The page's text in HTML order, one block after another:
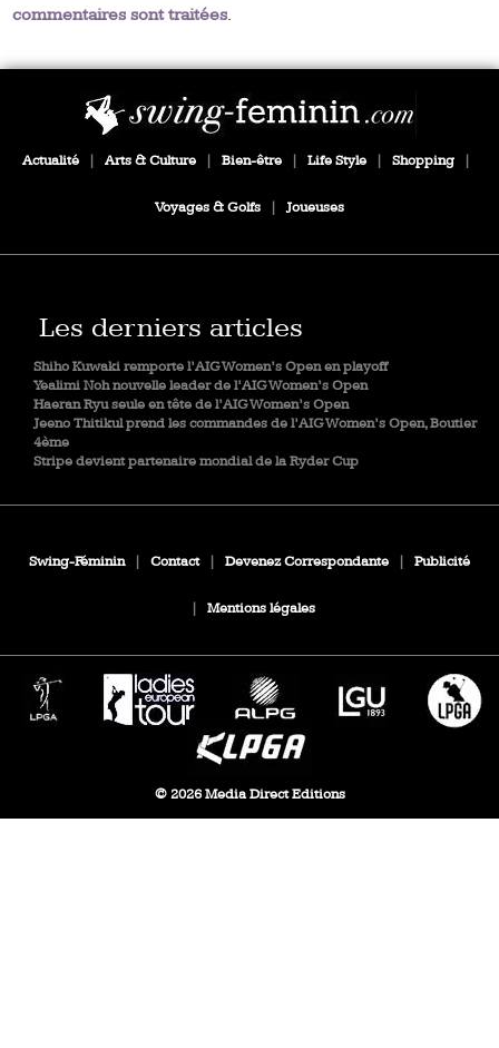
commentaires sont traitées.
Actualité | Arts & Culture | Bien-être | Life Style | Shopping |
Voyages & Golfs | Joueuses
Les derniers articles
Shiho Kuwaki remporte l’AIG Women’s Open en playoff
Yealimi Noh nouvelle leader de l’AIG Women’s Open
Haeran Ryu seule en tête de l’AIG Women’s Open
Jeeno Thitikul prend les commandes de l’AIG Women’s Open, Boutier
4ème
Stripe devient partenaire mondial de la Ryder Cup
Swing-Féminin | Contact | Devenez Correspondante | Publicité
| Mentions légales
© 2026 Media Direct Editions